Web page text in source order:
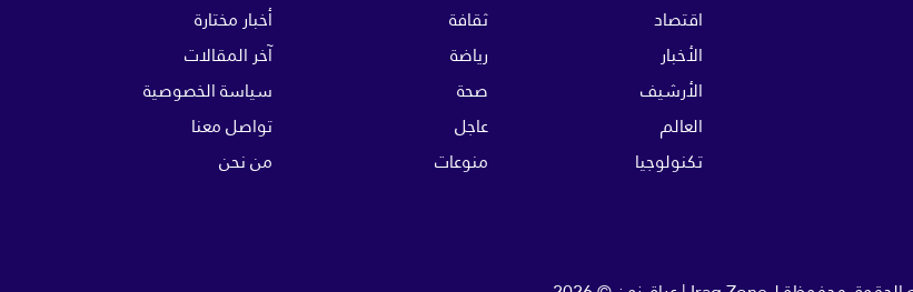
اقتصاد
الأخبار
الأرشيف
العالم
تكنولوجيا
ثقافة
رياضة
صحة
عاجل
منوعات
أخبار مختارة
آخر المقالات
سياسة الخصوصية
تواصل معنا
من نحن